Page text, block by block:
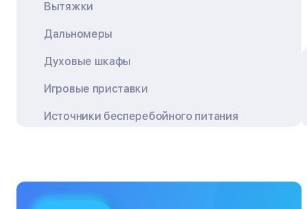
Вытяжки
Дальномеры
Духовые шкафы
Игровые приставки
Источники бесперебойного питания
Кофемашины